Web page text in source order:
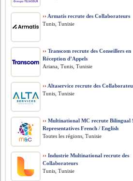
›› Armatis recrute des Collaborateurs
Tunis, Tunisie
›› Transcom recrute des Conseillers en
Réception d’Appels
Ariana, Tunis, Tunisie
›› Altaservice recrute des
Tunis, Tunisie
›› Multinational MC recrute Bilingual
Representatives French / English
Toutes les régions, Tunisie
›› Industrie Multinational recrute des
Collaborateurs
Tunis, Tunisie